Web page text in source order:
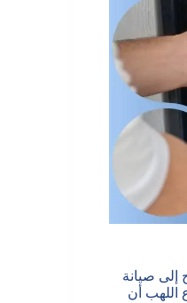
إلى صيانة
اللهب أن